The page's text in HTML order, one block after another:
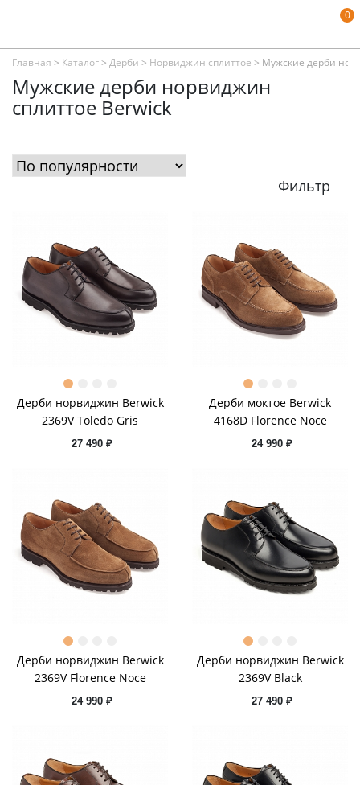
0
Главная > Каталог> Дерби > Норвиджин сплиттое > Мужские дерби
Мужские дерби норвиджин
сплиттое Berwick
Фильтр
Дерби норвиджин Berwick
2369V Toledo Gris
27 490 ₽
Дерби моктое Berwick
4168D Florence Noce
24 990 ₽
Дерби норвиджин Berwick
2369V Florence Noce
24 990 ₽
Дерби норвиджин Berwick
2369V Black
27 490 ₽